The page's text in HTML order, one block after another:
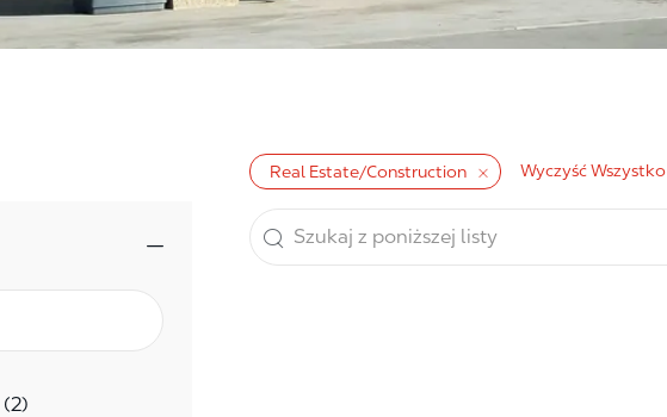
(2)
Real Estate/Construction Wyczyść Wszystko
the results are updated
Szukaj z poniższej listy